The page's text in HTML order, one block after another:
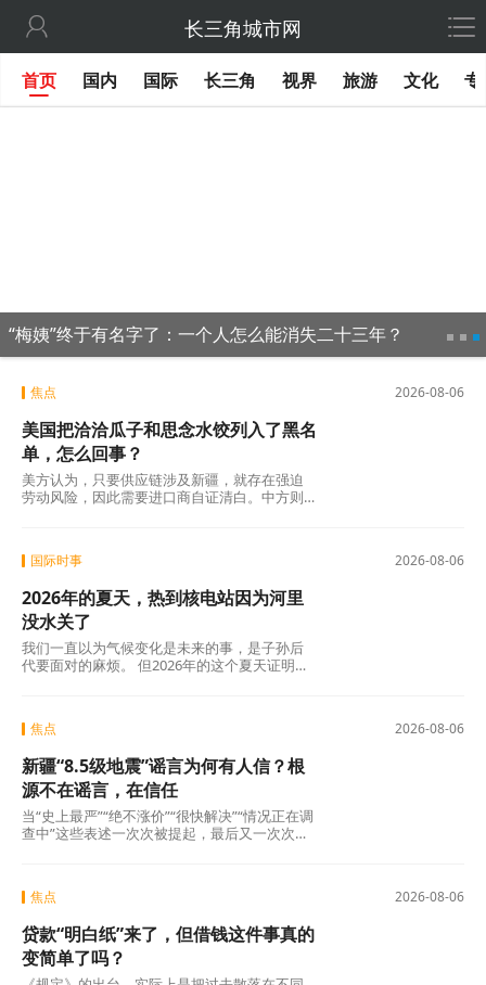
 长三角城市网
首页 国内 国际 长三角 视界 旅游 文化 专
“梅姨”终于有名字了：一个人怎么能消失二十三年？
2026-08-06
焦点
美国把洽洽瓜子和思念水饺列入了黑名
单，怎么回事？
美方认为，只要供应链涉及新疆，就存在强迫
劳动风险，因此需要进口商自证清白。中方则
2026-08-06
国际时事
2026年的夏天，热到核电站因为河里
没水关了
我们一直以为气候变化是未来的事，是子孙后
代要面对的麻烦。 但2026年的这个夏天证明：
说室外没法待了。
2026-08-06
焦点
新疆“8.5级地震”谣言为何有人信？根
源不在谣言，在信任
当“史上最严”“绝不涨价”“很快解决”“情况正在调
查中”这些表述一次次被提起，最后又一次次悄
2026-08-06
焦点
贷款“明白纸”来了，但借钱这件事真的
变简单了吗？